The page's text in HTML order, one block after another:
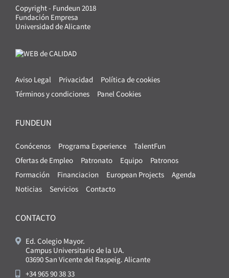
Copyright - Fundeun 2018
Fundación Empresa
Universidad de Alicante
Aviso Legal Privacidad
Política de cookies
Términos y condiciones
Panel Cookies
FUNDEUN
Conócenos Programa Experience
TalentFun
Ofertas de Empleo
Patronato Equipo
Patronos
Formación
Financiacion European Projects
Agenda
Noticias
Servicios Contacto
CONTACTO
Ed. Colegio Mayor.
Campus Universitario de la UA.
03690 San Vicente del Raspeig. Alicante
+34 965 90 38 33